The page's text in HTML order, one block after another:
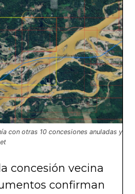
con otras 10 concesiones anuladas y
concesión vecina
confirman